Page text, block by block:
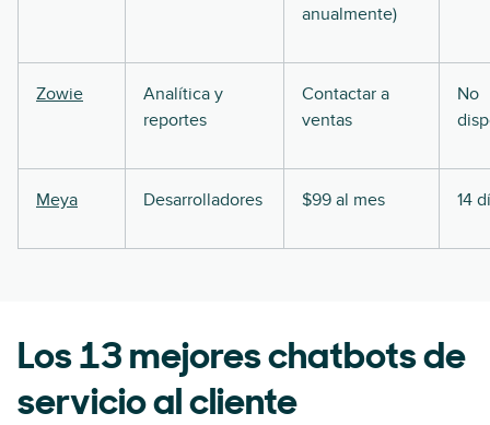
anualmente)
Zowie
Analítica y
reportes
Contactar a
ventas
No
Meya Desarrolladores $99 al mes 14
Los 13 mejores chatbots de
servicio al cliente